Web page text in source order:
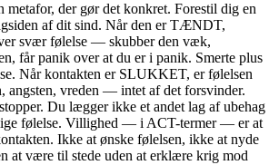
metafor, der gør det konkret. Forestil dig en
af dit sind. Når den er TÆNDT,
svær følelse — skubber den væk,
får panik over at du er i panik. Smerte plus
Når kontakten er SLUKKET, er følelsen
angsten, vreden — intet af det forsvinder.
Du lægger ikke et andet lag af ubehag
følelse. Villighed — i ACT-termer — er at
Ikke at ønske følelsen, ikke at nyde
at være til stede uden at erklære krig mod